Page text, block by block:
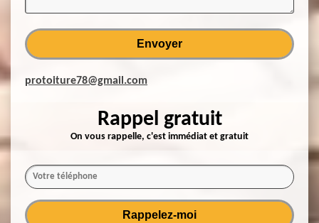
protoiture78@gmail.com
Rappel gratuit
On vous rappelle, c'est immédiat et gratuit